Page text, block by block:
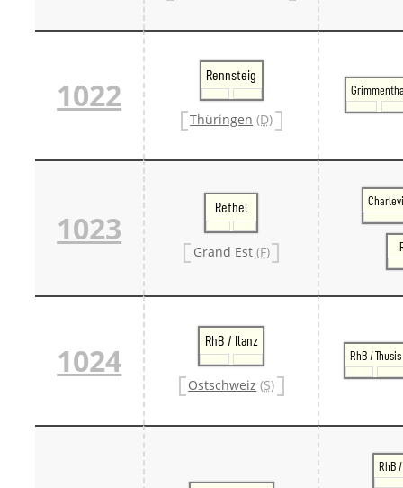
1022
Rennsteig
Thüringen (D)
1023
Rethel
Grand Est (F)
1024
RhB / Ilanz
Ostschweiz (S)
RhB / Thusis
RhB